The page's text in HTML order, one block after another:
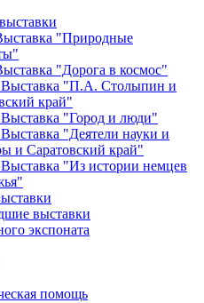
"Природные
"Дорога в космос"
Выставка "П.А. Столыпин и
край"
Выставка "Город и люди"
"Деятели науки и
и Саратовский край"
"Из истории немцев
выставки
экспоната
помощь